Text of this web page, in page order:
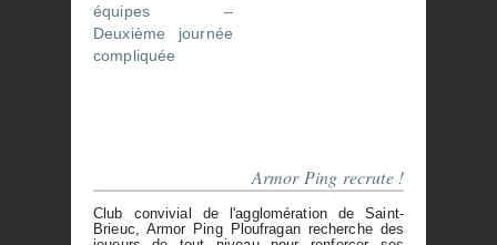
équipes –
Deuxième journée
compliquée
Armor Ping recrute !
Club convivial de l'agglomération de Saint-
Brieuc, Armor Ping Ploufragan recherche des